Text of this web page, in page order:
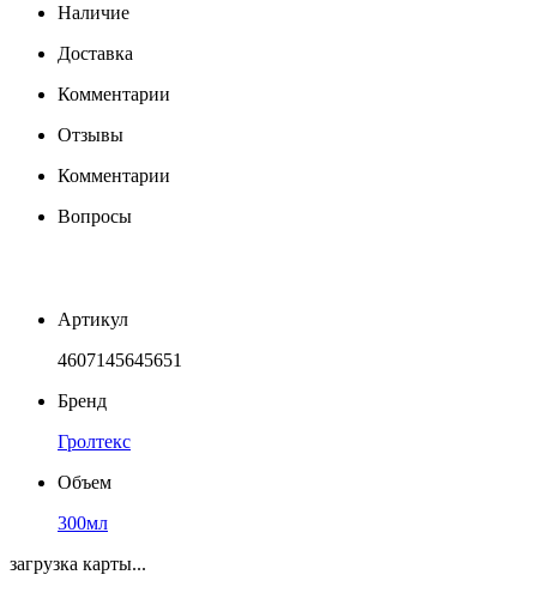
Наличие
Доставка
Комментарии
Отзывы
Комментарии
Вопросы
Артикул
4607145645651
Бренд
Гролтекс
Объем
300мл
загрузка карты...